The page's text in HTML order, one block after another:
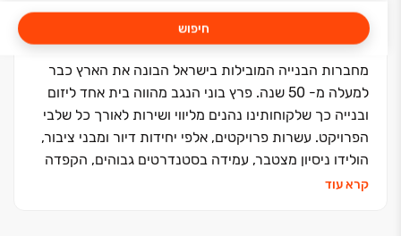
חיפוש
מחברות הבנייה המובילות בישראל הבונה את הארץ כבר
למעלה מ- 50 שנה. פרץ בוני הנגב מהווה בית אחד ליזום
ובנייה כך שלקוחותינו נהנים מליווי ושירות לאורך כל שלבי
הפרויקט. עשרות פרויקטים, אלפי יחידות דיור ומבני ציבור,
הולידו ניסיון מצטבר, עמידה בסטנדרטים גבוהים, הקפדה
ביזום, בתכנון, בבניה ובשירות ללקוחות, שזיכו אותנו בשם
קרא עוד